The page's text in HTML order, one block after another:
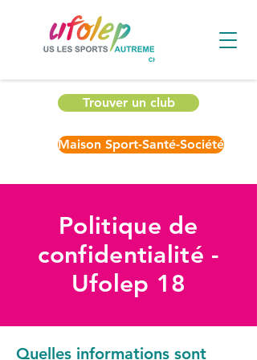
Trouver un club
Maison Sport-Santé-Société
Politique de
confidentialité -
Ufolep 18
Quelles informations sont